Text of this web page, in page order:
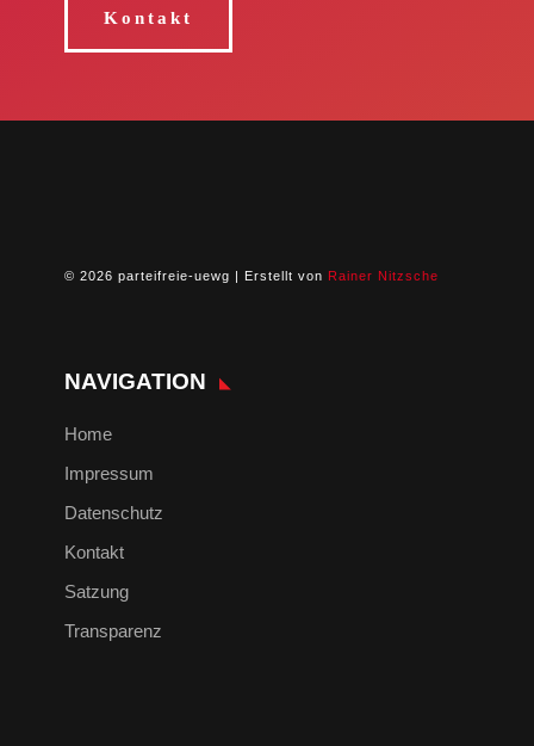
Kontakt
© 2026 parteifreie-uewg | Erstellt von Rainer Nitzsche
NAVIGATION
Home
Impressum
Datenschutz
Kontakt
Satzung
Transparenz